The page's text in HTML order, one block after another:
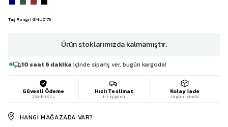
Taş Rengi | GML.0176
Ürün stoklarımızda kalmamıştır.
10 saat 6 dakika içinde sipariş ver, bugün kargoda!
Güvenli Ödeme
256-bit SSL
Hızlı Teslimat
1-3 iş günü
Kolay İade
14 gün içinde
HANGI MAĞAZADA VAR?